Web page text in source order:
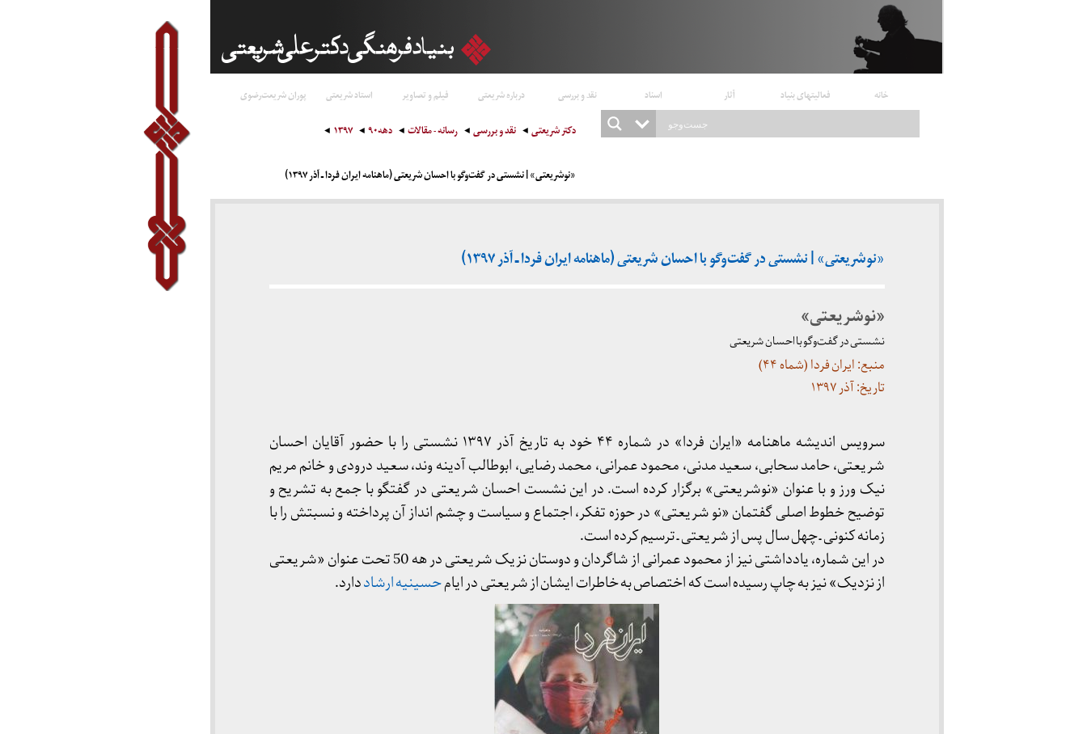
خانه فعالیتهای بنیاد آثار اسناد نقد و بررسی درباره شریعتی فیلم و تصاویر استاد شریعتی پوران شریعت‌رضوی
دکتر شریعتی نقد و بررسی رسانه - مقالات دهه۹۰ ۱۳۹۷
«نوشریعتی» | نشستی در گفت‌و‌گو با احسان شریعتی (ماهنامه ایران فردا ـ آذر ۱۳۹۷)
«نوشریعتی» | نشستی در گفت‌و‌گو با احسان شریعتی (ماهنامه ایران فردا ـ آذر ۱۳۹۷)
«نوشریعتی»
نشستی در گفت‌و‌گو با احسان شریعتی
منبع: ایران فردا (شماه ۴۴)
تاریخ: آذر۱۳۹۷
سرویس اندیشه ماهنامه «ایران فردا» در شماره ۴۴ خود به تاریخ آذر ۱۳۹۷ نشستی را با حضور آقایان احسان
شریعتی، حامد سحابی، سعید مدنی، محمود عمرانی، محمد رضایی، ابوطالب آدینه وند، سعید درودی و خانم مریم
نیک ورز و با عنوان «نوشریعتی» برگزار کرده است. در این نشست احسان شریعتی در گفتگو با جمع به تشریح و
توضیح خطوط اصلی گفتمان «نو شریعتی» در حوزه تفکر، اجتماع و سیاست و چشم انداز آن پرداخته و نسبتش را با
زمانه کنونی ـ چهل سال پس از شریعتی ـ ترسیم کرده است.
در این شماره، یادداشتی نیز از محمود عمرانی از شاگردان و دوستان نزیک شریعتی در هه 50 تحت عنوان «شریعتی
از نزدیک» نیز به چاپ رسیده است که اختصاص به خاطرات ایشان از شریعتی در ایامحسینیه ارشاددارد.